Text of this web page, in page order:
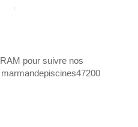
pour suivre nos